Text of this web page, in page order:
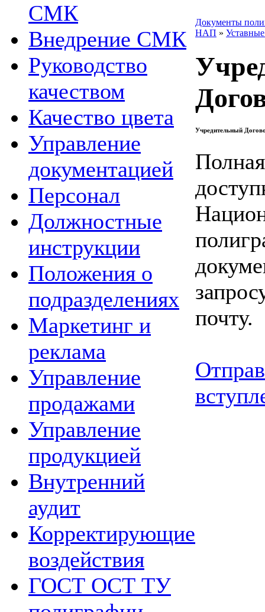
СМК
Внедрение СМК
Руководство
качеством
Качество цвета
Управление
документацией
Персонал
Должностные
инструкции
Положения о
подразделениях
Маркетинг и
реклама
Управление
продажами
Управление
продукцией
Внутренний
аудит
Корректирующие
воздействия
ГОСТ ОСТ ТУ
Документы
НАП »
Учредительный
почту.